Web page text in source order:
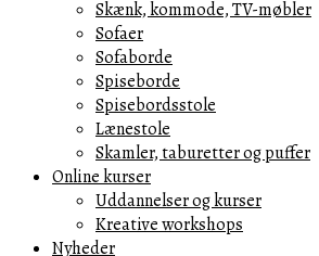
Skænk, kommode, TV-møbler
Sofaer
Sofaborde
Spiseborde
Spisebordsstole
Lænestole
Skamler, taburetter og puffer
Online kurser
Uddannelser og kurser
Kreative workshops
Nyheder